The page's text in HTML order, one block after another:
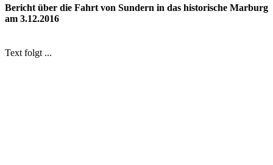
Bericht über die Fahrt von Sundern in das historische Marburg
am 3.12.2016
Text folgt ...